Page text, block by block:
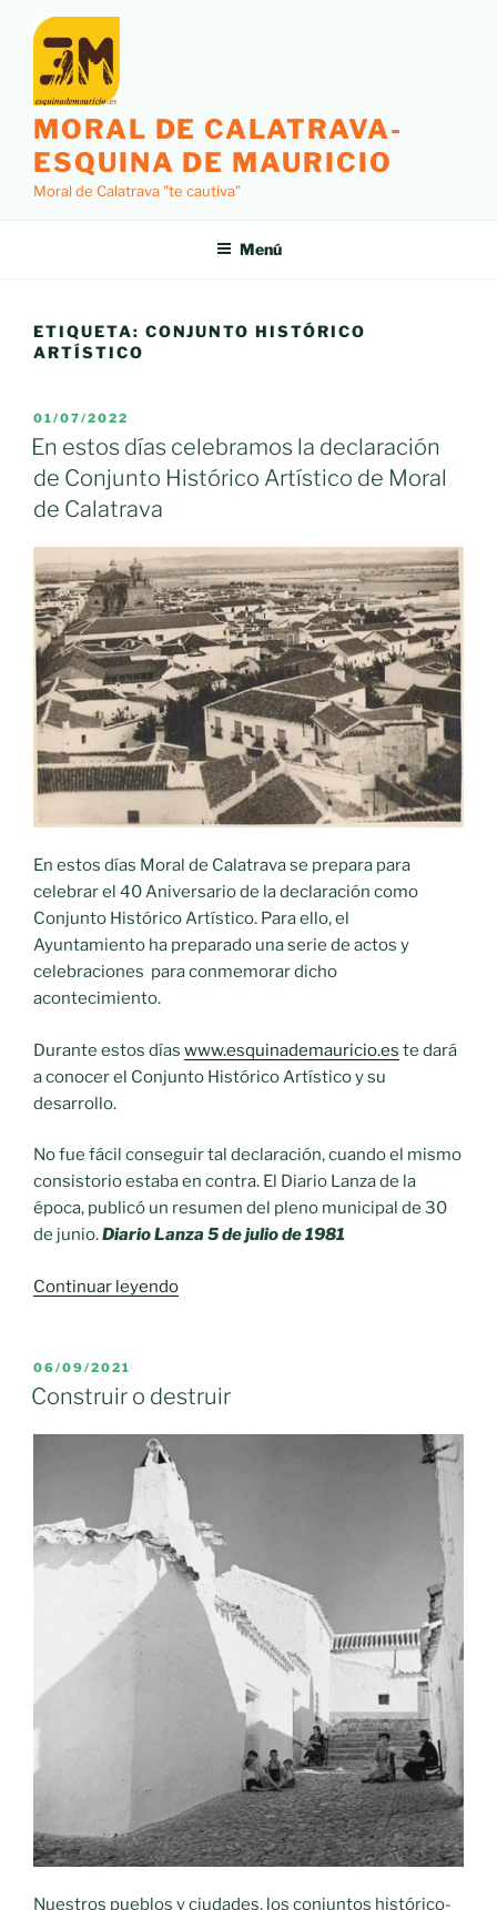
contenido
MORAL DE CALATRAVA-
ESQUINA DE MAURICIO
Moral de Calatrava "te cautiva"
Menú
ETIQUETA: CONJUNTO HISTÓRICO
ARTÍSTICO
PUBLICADO
EL
01/07/2022
En estos días celebramos la declaración
de Conjunto Histórico Artístico de Moral
de Calatrava
En estos días Moral de Calatrava se prepara para
celebrar el 40 Aniversario de la declaración como
Conjunto Histórico Artístico. Para ello, el
Ayuntamiento ha preparado una serie de actos y
celebraciones para conmemorar dicho
acontecimiento.
Durante estos días www.esquinademauricio.es te dará
a conocer el Conjunto Histórico Artístico y su
desarrollo.
No fue fácil conseguir tal declaración, cuando el mismo
consistorio estaba en contra. El Diario Lanza de la
época, publicó un resumen del pleno municipal de 30
de junio.Diario Lanza 5 de julio de 1981
Continuar leyendo«En
la
Conjunto
Histórico
Artístico
de
Moral
Calatrava»
PUBLICADO
EL
06/09/2021
Construir o destruir
Nuestros pueblos y ciudades, los conjuntos histórico-